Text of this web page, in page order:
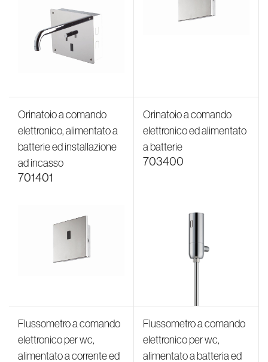
Orinatoio a comando
elettronico, alimentato a
batterie ed installazione
ad incasso
701401
Orinatoio a comando
elettronico ed alimentato
a batterie
703400
Flussometro a comando
elettronico per wc,
alimentato a corrente ed
Flussometro a comando
elettronico per wc,
alimentato a batteria ed